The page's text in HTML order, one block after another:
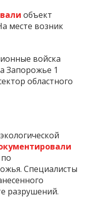
объект
месте возник
войска
Запорожье 1
областного
Специалисты
разрушений.